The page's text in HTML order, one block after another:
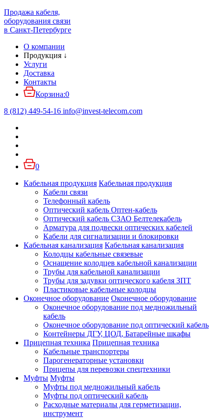
Продажа кабеля,
оборудования связи
в Санкт-Петербурге
О компании
Продукция ↓
Услуги
Доставка
Контакты
Корзина:0
8 (812) 449-54-16 info@invest-telecom.com
0
Кабельная продукция Кабельная продукция
Кабели связи
Телефонный кабель
Оптический кабель Оптен-кабель
Оптический кабель СЗАО Белтелекабель
Арматура для подвески оптических кабелей
Кабели для сигнализации и блокировки
Кабельная канализация Кабельная канализация
Колодцы кабельные связевые
Оснащение колодцев кабельной канализации
Трубы для кабельной канализации
Трубы для задувки оптического кабеля ЗПТ
Пластиковые кабельные колодцы
Оконечное оборудование Оконечное оборудование
Оконечное оборудование под медножильный
кабель
Оконечное оборудование под оптический кабель
Контейнеры ДГУ, ЦОД, Батарейные шкафы
Прицепная техника Прицепная техника
Кабельные транспортеры
Парогенераторные установки
Прицепы для перевозки спецтехники
Муфты Муфты
Муфты под медножильный кабель
Муфты под оптический кабель
Расходные материалы для герметизации,
инструмент